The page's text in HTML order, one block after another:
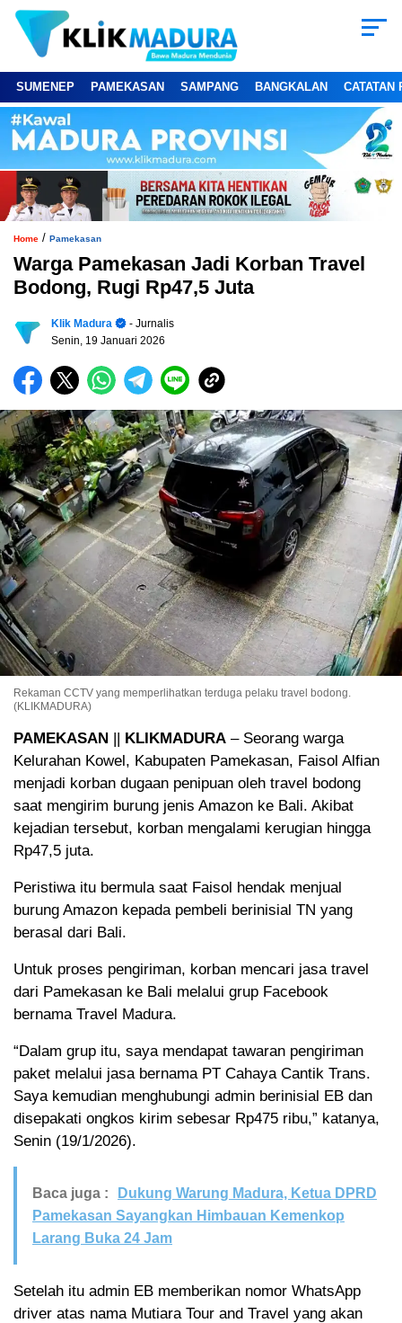
SUMENEP PAMEKASAN SAMPANG BANGKALAN CATATAN
Home / Pamekasan
Warga Pamekasan Jadi Korban Travel
Bodong, Rugi Rp47,5 Juta
Klik Madura
- Jurnalis
Senin, 19 Januari 2026
Rekaman CCTV yang memperlihatkan terduga pelaku travel bodong.
(KLIKMADURA)
PAMEKASAN || KLIKMADURA – Seorang warga
Kelurahan Kowel, Kabupaten Pamekasan, Faisol Alfian
menjadi korban dugaan penipuan oleh travel bodong
saat mengirim burung jenis Amazon ke Bali. Akibat
kejadian tersebut, korban mengalami kerugian hingga
Rp47,5 juta.
Peristiwa itu bermula saat Faisol hendak menjual
burung Amazon kepada pembeli berinisial TN yang
berasal dari Bali.
Untuk proses pengiriman, korban mencari jasa travel
dari Pamekasan ke Bali melalui grup Facebook
bernama Travel Madura.
“Dalam grup itu, saya mendapat tawaran pengiriman
paket melalui jasa bernama PT Cahaya Cantik Trans.
Saya kemudian menghubungi admin berinisial EB dan
disepakati ongkos kirim sebesar Rp475 ribu,” katanya,
Senin (19/1/2026).
Baca juga :
Dukung Warung Madura, Ketua DPRD
Pamekasan Sayangkan Himbauan Kemenkop
Larang Buka 24 Jam
Setelah itu admin EB memberikan nomor WhatsApp
driver atas nama Mutiara Tour and Travel yang akan